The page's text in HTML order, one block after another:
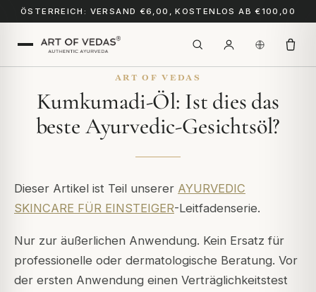
ÖSTERREICH: VERSAND €6,00, KOSTENLOS AB €100,00
ART OF VEDAS
Kumkumadi-Öl: Ist dies das
beste Ayurvedic-Gesichtsöl?
Dieser Artikel ist Teil unserer AYURVEDIC
SKINCARE FÜR EINSTEIGER-Leitfadenserie.
Nur zur äußerlichen Anwendung. Kein Ersatz für
professionelle oder dermatologische Beratung. Vor
der ersten Anwendung einen Verträglichkeitstest